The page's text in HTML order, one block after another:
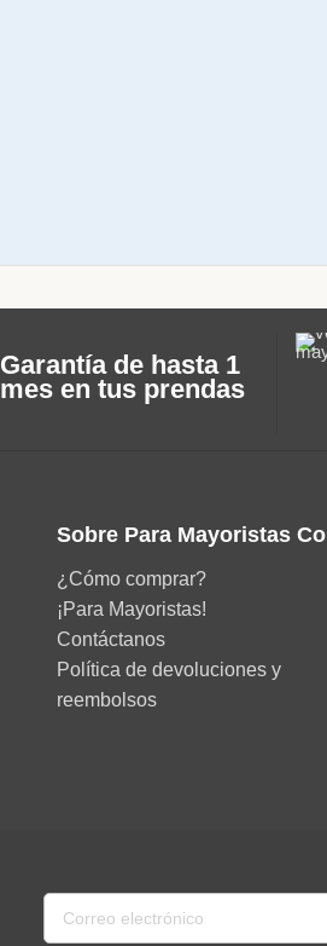
Garantía de hasta 1
mes en tus prendas
Sobre Para Mayoristas Col
¿Cómo comprar?
¡Para Mayoristas!
Contáctanos
Política de devoluciones y
reembolsos